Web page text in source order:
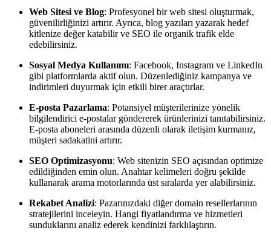
Web Sitesi ve Blog: Profesyonel bir web sitesi oluşturmak,
güvenilirliğinizi artırır. Ayrıca, blog yazıları yazarak hedef
kitlenize değer katabilir ve SEO ile organik trafik elde
edebilirsiniz.
Sosyal Medya Kullanımı: Facebook, Instagram ve LinkedIn
gibi platformlarda aktif olun. Düzenlediğiniz kampanya ve
indirimleri duyurmak için etkili birer araçtırlar.
E-posta Pazarlama: Potansiyel müşterilerinize yönelik
bilgilendirici e-postalar göndererek ürünlerinizi tanıtabilirsiniz.
E-posta aboneleri arasında düzenli olarak iletişim kurmanız,
müşteri sadakatini artırır.
SEO Optimizasyonu: Web sitenizin SEO açısından optimize
edildiğinden emin olun. Anahtar kelimeleri doğru şekilde
kullanarak arama motorlarında üst sıralarda yer alabilirsiniz.
Rekabet Analizi: Pazarınızdaki diğer domain resellerlarının
stratejilerini inceleyin. Hangi fiyatlandırma ve hizmetleri
sunduklarını analiz ederek kendinizi farklılaştırın.